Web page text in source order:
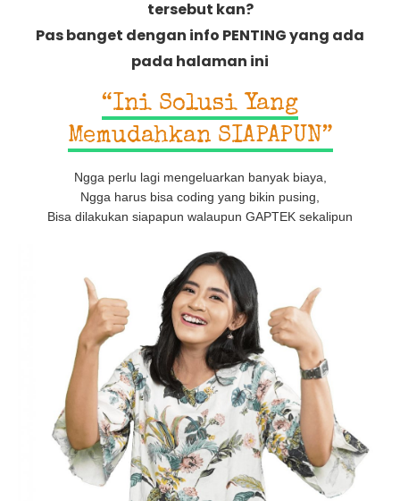
tersebut kan?
Pas banget dengan info PENTING yang ada
pada halaman ini
“Ini Solusi Yang
Memudahkan SIAPAPUN”
Ngga perlu lagi mengeluarkan banyak biaya,
Ngga harus bisa coding yang bikin pusing,
Bisa dilakukan siapapun walaupun GAPTEK sekalipun